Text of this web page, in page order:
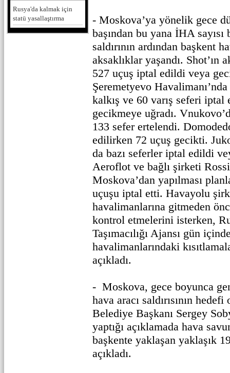
Rusya'da kalmak için
statü yasallaştırma
- Moskova’ya yönelik gece
başından bu yana İHA sayısı
saldırının ardından başkent
aksaklıklar yaşandı. Shot’ın
527 uçuş iptal edildi veya
Şeremetyevo
kalkış ve 60 varış seferi
gecikmeye uğradı.
133 sefer ertelendi.
edilirken 72 uçuş gecikti.
da bazı seferler iptal edildi
Aeroflot ve bağlı şirketi
Moskova’dan yapılması
uçuşu iptal etti. Havayolu
havalimanlarına gitmeden
kontrol etmelerini isterken,
Taşımacılığı Ajansı gün
havalimanlarındaki
açıkladı.
- Moskova, gece boyunca
hava aracı saldırısının
Belediye Başkanı Sergey
yaptığı açıklamada hava
başkente yaklaşan yaklaşık
açıkladı.